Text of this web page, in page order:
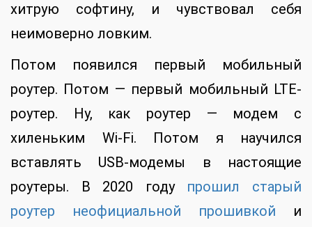
хитрую софтину, и чувствовал себя
неимоверно ловким.
Потом появился первый мобильный
роутер. Потом — первый мобильный LTE-
роутер. Ну, как роутер — модем с
хиленьким Wi-Fi. Потом я научился
вставлять USB-модемы в настоящие
роутеры. В 2020 году прошил старый
роутер неофициальной прошивкой и